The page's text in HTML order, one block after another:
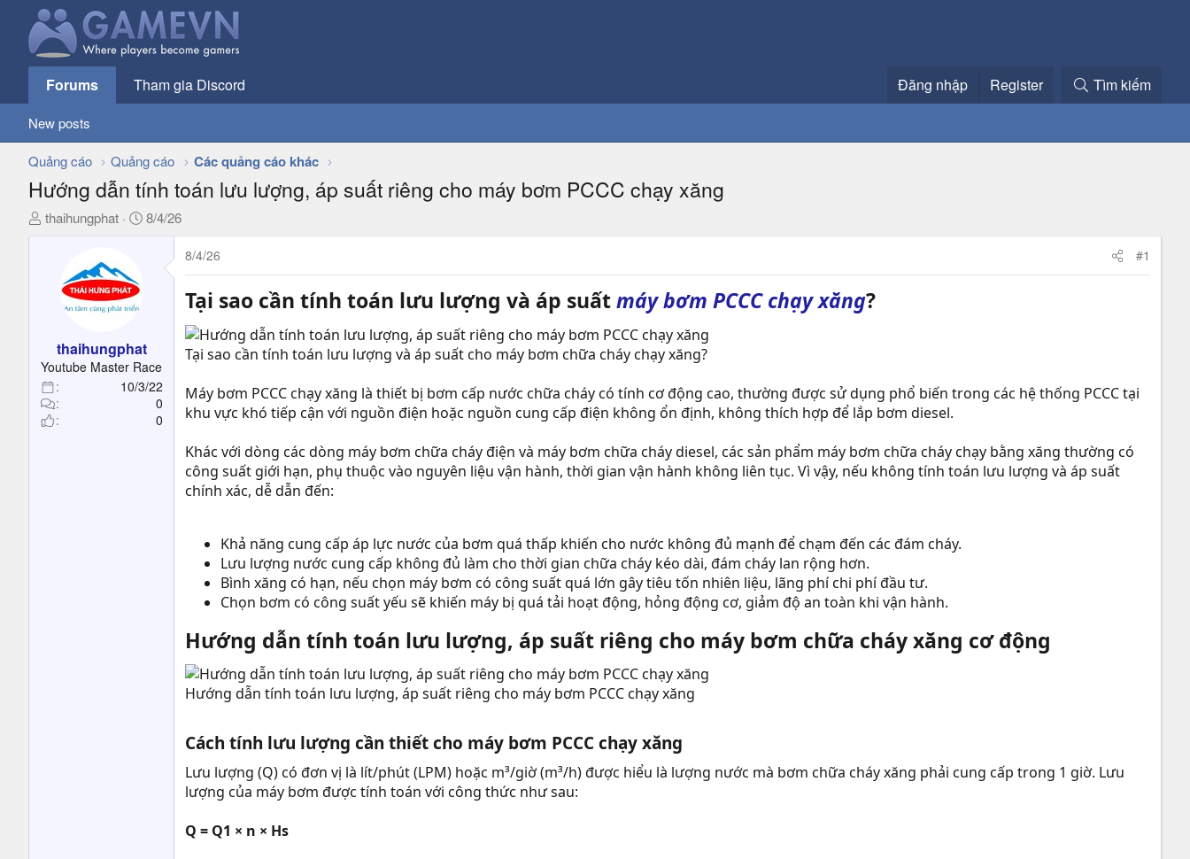
Forums Tham gia Discord Đăng nhập Register Tìm kiếm
New posts
Quảng cáo Quảng cáo Các quảng cáo khác
Hướng dẫn tính toán lưu lượng, áp suất riêng cho máy bơm PCCC chạy xăng
T
a
r
t
e
thaihungphat
N
8/4/26
thaihungphat
Youtube Master Race
10/3/22
0
0
8/4/26 #1
Tại sao cần tính toán lưu lượng và áp suấtmáy bơm PCCC chạy xăng?
Tại sao cần tính toán lưu lượng và áp suất cho máy bơm chữa cháy chạy xăng?
Máy bơm PCCC chạy xăng là thiết bị bơm cấp nước chữa cháy có tính cơ động cao, thường được sử dụng phổ biến trong các hệ thống PCCC tại
khu vực khó tiếp cận với nguồn điện hoặc nguồn cung cấp điện không ổn định, không thích hợp để lắp bơm diesel.
Khác với dòng các dòng máy bơm chữa cháy điện và máy bơm chữa cháy diesel, các sản phẩm máy bơm chữa cháy chạy bằng xăng thường có
công suất giới hạn, phụ thuộc vào nguyên liệu vận hành, thời gian vận hành không liên tục. Vì vậy, nếu không tính toán lưu lượng và áp suất
chính xác, dễ dẫn đến:
Khả năng cung cấp áp lực nước của bơm quá thấp khiến cho nước không đủ mạnh để chạm đến các đám cháy.
Lưu lượng nước cung cấp không đủ làm cho thời gian chữa cháy kéo dài, đám cháy lan rộng hơn.
Bình xăng có hạn, nếu chọn máy bơm có công suất quá lớn gây tiêu tốn nhiên liệu, lãng phí chi phí đầu tư.
Chọn bơm có công suất yếu sẽ khiến máy bị quá tải hoạt động, hỏng động cơ, giảm độ an toàn khi vận hành.
Hướng dẫn tính toán lưu lượng, áp suất riêng cho máy bơm chữa cháy xăng cơ động​
Hướng dẫn tính toán lưu lượng, áp suất riêng cho máy bơm PCCC chạy xăng
Cách tính lưu lượng cần thiết cho máy bơm PCCC chạy xăng
Lưu lượng (Q) có đơn vị là lít/phút (LPM) hoặc m³/giờ (m³/h) được hiểu là lượng nước mà bơm chữa cháy xăng phải cung cấp trong 1 giờ. Lưu
lượng của máy bơm được tính toán với công thức như sau:
Q = Q1 × n × Hs